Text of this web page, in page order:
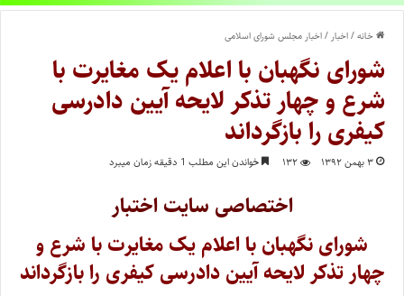
خانه/اخبار /اخبار مجلس شورای اسلامی
شورای نگهبان با اعلام یک مغایرت با
شرع و چهار تذکر لایحه آیین دادرسی
کیفری را بازگرداند
۳ بهمن ۱۳۹۲ ۱۳۲ خواندن این مطلب 1 دقیقه زمان میبرد
اختصاصی سایت اختبار
شورای نگهبان با اعلام یک مغایرت با شرع و
چهار تذکر لایحه آیین دادرسی کیفری را بازگرداند